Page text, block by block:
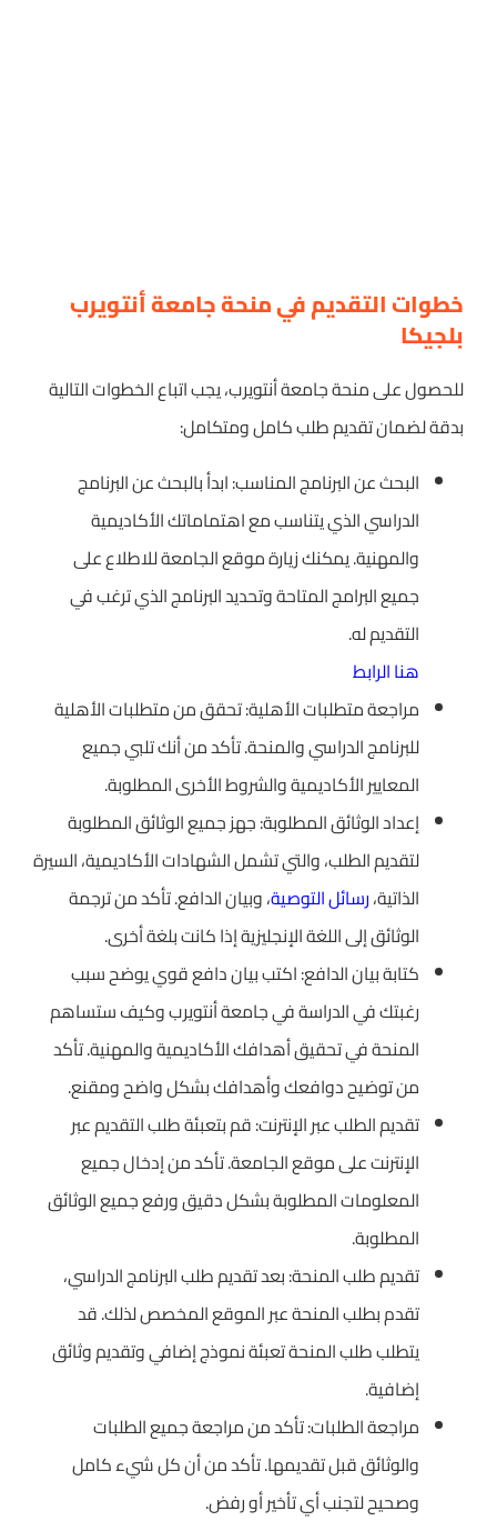
خطوات التقديم في منحة جامعة أنتويرب
بلجيكا
للحصول على منحة جامعة أنتويرب، يجب اتباع الخطوات التالية
بدقة لضمان تقديم طلب كامل ومتكامل:
البحث عن البرنامج المناسب: ابدأ بالبحث عن البرنامج
الدراسي الذي يتناسب مع اهتماماتك الأكاديمية
والمهنية. يمكنك زيارة موقع الجامعة للاطلاع على
جميع البرامج المتاحة وتحديد البرنامج الذي ترغب في
التقديم له.
هنا الرابط
مراجعة متطلبات الأهلية: تحقق من متطلبات الأهلية
للبرنامج الدراسي والمنحة. تأكد من أنك تلبي جميع
المعايير الأكاديمية والشروط الأخرى المطلوبة.
إعداد الوثائق المطلوبة: جهز جميع الوثائق المطلوبة
لتقديم الطلب، والتي تشمل الشهادات الأكاديمية، السيرة
الذاتية،رسائل التوصية، وبيان الدافع. تأكد من ترجمة
الوثائق إلى اللغة الإنجليزية إذا كانت بلغة أخرى.
كتابة بيان الدافع: اكتب بيان دافع قوي يوضح سبب
رغبتك في الدراسة في جامعة أنتويرب وكيف ستساهم
المنحة في تحقيق أهدافك الأكاديمية والمهنية. تأكد
من توضيح دوافعك وأهدافك بشكل واضح ومقنع.
تقديم الطلب عبر الإنترنت: قم بتعبئة طلب التقديم عبر
الإنترنت على موقع الجامعة. تأكد من إدخال جميع
المعلومات المطلوبة بشكل دقيق ورفع جميع الوثائق
المطلوبة.
تقديم طلب المنحة: بعد تقديم طلب البرنامج الدراسي،
تقدم بطلب المنحة عبر الموقع المخصص لذلك. قد
يتطلب طلب المنحة تعبئة نموذج إضافي وتقديم وثائق
إضافية.
مراجعة الطلبات: تأكد من مراجعة جميع الطلبات
والوثائق قبل تقديمها. تأكد من أن كل شيء كامل
وصحيح لتجنب أي تأخير أو رفض.